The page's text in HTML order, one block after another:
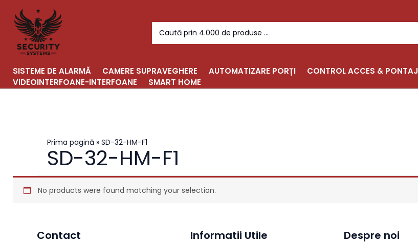
content
for:
SISTEME DE ALARMĂ CAMERE SUPRAVEGHERE AUTOMATIZARE PORȚI CONTROL ACCES & PONTAJ
VIDEOINTERFOANE-INTERFOANE
SMART HOME
Prima pagină » SD-32-HM-F1
SD-32-HM-F1
No products were found matching your selection.
Contact Informatii Utile Despre noi